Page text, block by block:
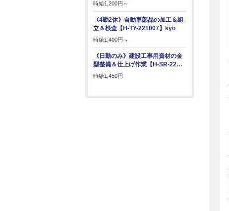
時給1,200円～
《4勤2休》自動車部品の加工＆組
立＆検査【H-TY-221007】kyo
時給1,400円～
《日勤のみ》建設工事用資材の金
型整備＆仕上げ作業【H-SR-22…
時給1,450円